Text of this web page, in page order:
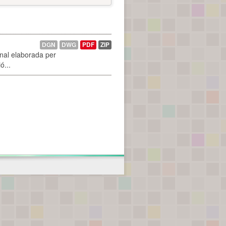
elaborada per
DGN DWG PDF ZIP